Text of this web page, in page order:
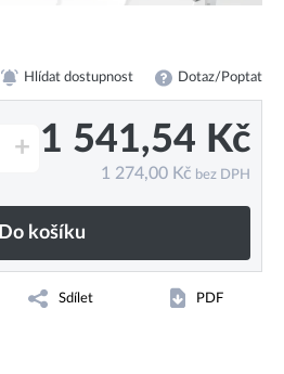
Hlídat dostupnost Dotaz/Poptat
+ 1 541,54 Kč
1 274,00 Kč bez DPH
Do košíku
Sdílet PDF